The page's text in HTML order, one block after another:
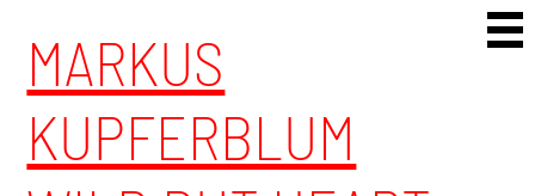
MARKUS
KUPFERBLUM